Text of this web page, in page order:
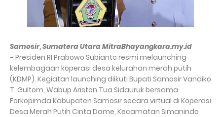
Samosir, Sumatera Utara MitraBhayangkara.my.id
-Presiden RI Prabowo Subianto resmi melaunching
kelembagaan koperasi desa kelurahan merah putih
(KDMP). Kegiatan launching diikuti Bupati Samosir Vandiko
T. Gultom, Wabup Ariston Tua Sidauruk bersama
Forkopimda Kabupaten Samosir secara virtual di Koperasi
Desa Merah Putih Cinta Dame, Kecamatan Simanindo